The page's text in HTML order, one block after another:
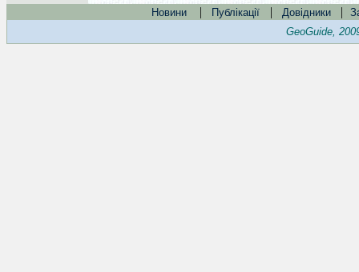
Новини | Публікації | Довідники |
GeoGuide,